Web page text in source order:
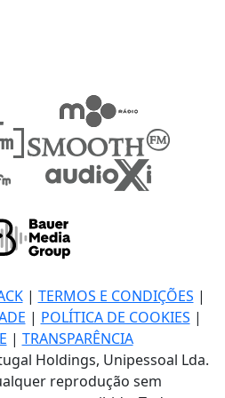
| TERMOS E CONDIÇÕES |
| POLÍTICA DE COOKIES |
| TRANSPARÊNCIA
Holdings, Unipessoal Lda.
reprodução sem